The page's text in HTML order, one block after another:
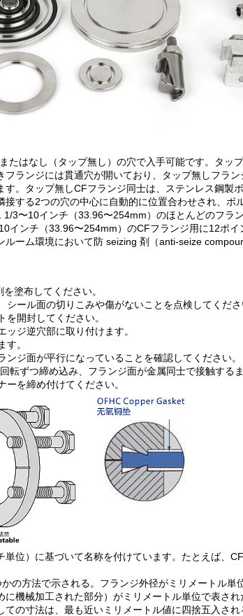
たはなし（タップ無し）の穴で入手可能です。タッ
ランジには貫通穴が開いており、タップ無しフラ
。タップ無しCFフランジ同士は、ステンレス鋼製
する2つの穴の中心に自動的に位置合わせされ、ボ
3〜10インチ（33.96〜254mm）のほとんどのフラ
インチ（33.96〜254mm）のCFフランジ用に12ポ
ルーム環境において防 seizing 剤（anti-seize
塗布してください。
ール面の切りこみや傷がないことを点検してくださ
開封してください。
ジ逆穴部に取り付けます。
。
ジ面が平行になっていることを確認してください。
転ずつ締め込み、フランジ面が金属同士で接触する
を締め付けてください。
位）に基づいて名称を付けています。たとえば、
の方法で示される。フランジ外径がミリメートル単
機械加工された部分）がミリメートル単位で表さ
の寸法は、最も近いミリメートル値に四捨五入され